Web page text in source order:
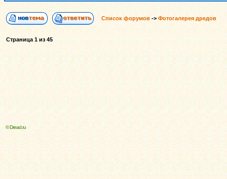
Список форумов -> Фотогалерея дредов
Страница 1 из 45
© Dread.ru